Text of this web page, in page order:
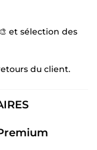
et sélection des
du client.